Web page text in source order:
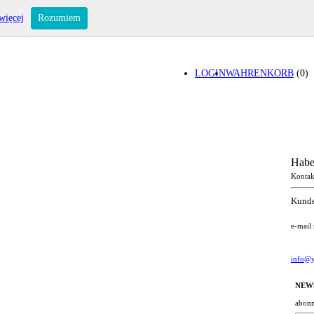
WAHRENKORB (0)
LOGIN
e-mail
Rozumiem